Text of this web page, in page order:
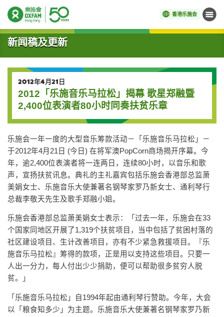
香港乐施会 菜单
开始主要内容
新闻稿及更新
2012年4月21日
2012「乐施音乐马拉松」揭幕 歌星郑融暨
2,400位表演者80小时同奏扶贫乐章
乐施会一年一度的大型音乐筹款活动－「乐施音乐马拉松」－
于2012年4月21日 (今日) 在将军澳PopCorn商场揭开序幕。今
年，逾2,400位表演者将一连两日，连续80小时，以音乐和歌
声，宣扬扶贫讯息。典礼的主礼嘉宾包括乐施会香港部总监萧
美娟女士、乐施音乐大使兼著名钢琴家罗乃新女士、通利琴行
总裁李敬天先生及歌手郑融小姐。
乐施会香港部总监萧美娟女士表示：「过去一年，乐施会在33
个国家同地区开展了1,319个扶贫项目，当中包括了贫困村落的
社区建设项目、生计改善项目，亦有不少紧急救援项目。『乐
施音乐马拉松』筹得的款项，正是用以支持这些项目。只要一
人出一分力，每人付出少少捐助，便可以帮助很多贫穷人脱
贫。」
「乐施音乐马拉松」自1994年起由通利琴行赞助。今年，大会
以「粮食知多少」为主题。乐施音乐大使兼著名钢琴家罗乃新